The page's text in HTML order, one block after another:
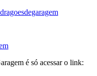
é só acessar o link: